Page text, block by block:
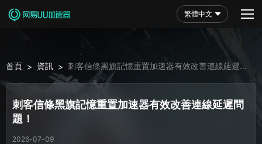
繁體中文
首頁 > 資訊 > 刺客信條黑旗記憶重置加速器有效改善連線延遲問
題！
刺客信條黑旗記憶重置加速器有效改善連線延遲問
題！
2026-07-09